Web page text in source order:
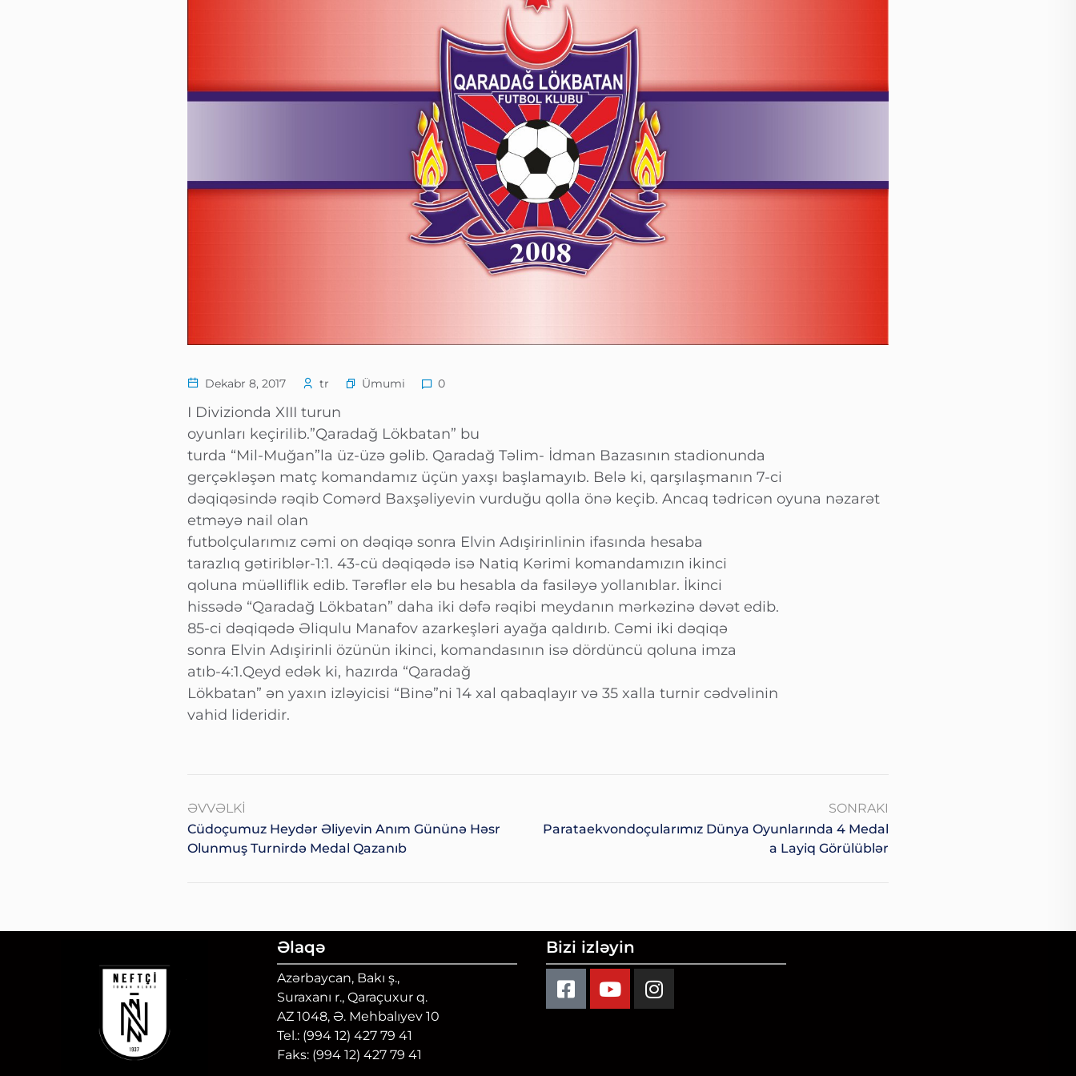
Dekabr 8, 2017 tr Ümumi 0
I Divizionda XIII turun
oyunları keçirilib.”Qaradağ Lökbatan” bu
turda “Mil-Muğan”la üz-üzə gəlib. Qaradağ Təlim- İdman Bazasının stadionunda
gerçəkləşən matç komandamız üçün yaxşı başlamayıb. Belə ki, qarşılaşmanın 7-ci
dəqiqəsində rəqib Comərd Baxşəliyevin vurduğu qolla önə keçib. Ancaq tədricən oyuna nəzarət
etməyə nail olan
futbolçularımız cəmi on dəqiqə sonra Elvin Adışirinlinin ifasında hesaba
tarazlıq gətiriblər-1:1. 43-cü dəqiqədə isə Natiq Kərimi komandamızın ikinci
qoluna müəlliflik edib. Tərəflər elə bu hesabla da fasiləyə yollanıblar. İkinci
hissədə “Qaradağ Lökbatan” daha iki dəfə rəqibi meydanın mərkəzinə dəvət edib.
85-ci dəqiqədə Əliqulu Manafov azarkeşləri ayağa qaldırıb. Cəmi iki dəqiqə
sonra Elvin Adışirinli özünün ikinci, komandasının isə dördüncü qoluna imza
atıb-4:1.Qeyd edək ki, hazırda “Qaradağ
Lökbatan” ən yaxın izləyicisi “Binə”ni 14 xal qabaqlayır və 35 xalla turnir cədvəlinin
vahid lideridir.
ƏVVƏLKI
Cüdoçumuz Heydər Əliyevin Anım Gününə Həsr
Olunmuş Turnirdə Medal Qazanıb
SONRAKI
Parataekvondoçularımız Dünya Oyunlarında 4 Medal
A Layiq Görülüblər
Əlaqə
Azərbaycan, Bakı ş.,
Suraxanı r., Qaraçuxur q.
AZ 1048, Ə. Mehbalıyev 10
Tel.: (994 12) 427 79 41
Faks: (994 12) 427 79 41
Bizi izləyin